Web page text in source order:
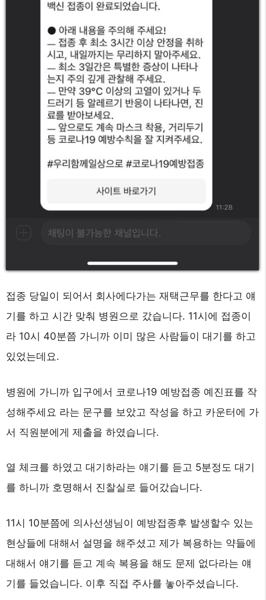
접종 당일이 되어서 회사에다가는 재택근무를 한다고 얘
기를 하고 시간 맞춰 병원으로 갔습니다. 11시에 접종이
라 10시 40분쯤 가니까 이미 많은 사람들이 대기를 하고
있었는데요.
병원에 가니까 입구에서 코로나19 예방접종 예진표를 작
성해주세요 라는 문구를 보았고 작성을 하고 카운터에 가
서 직원분에게 제출을 하였습니다.
열 체크를 하였고 대기하라는 얘기를 듣고 5분정도 대기
를 하니까 호명해서 진찰실로 들어갔습니다.
11시 10분쯤에 의사선생님이 예방접종후 발생할수 있는
현상들에 대해서 설명을 해주셨고 제가 복용하는 약들에
대해서 얘기를 듣고 계속 복용을 해도 문제 없다라는 얘
기를 들었습니다. 이후 직접 주사를 놓아주셨습니다.